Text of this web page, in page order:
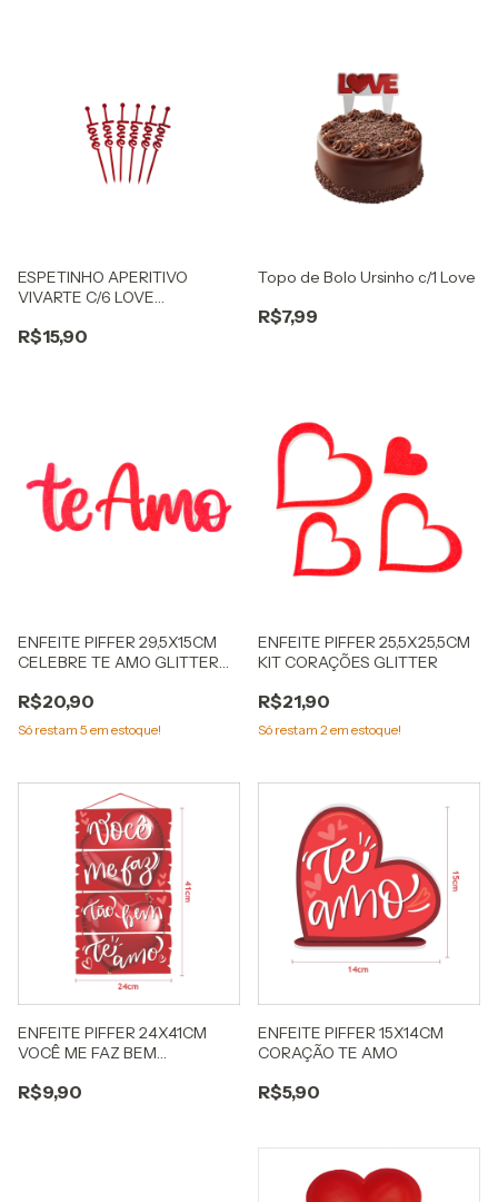
ESPETINHO APERITIVO
VIVARTE C/6 LOVE
R$15,90
Topo de Bolo Ursinho c/1 Love
R$7,99
ENFEITE PIFFER 29,5X15CM
CELEBRE TE AMO GLITTER
R$20,90
Só restam 5 em estoque!
ENFEITE PIFFER 25,5X25,5CM
KIT CORAÇÕES GLITTER
R$21,90
Só restam 2em estoque!
ENFEITE PIFFER 24X41CM
VOCÊ ME FAZ BEM
R$9,90
ENFEITE PIFFER 15X14CM
CORAÇÃO TE AMO
R$5,90